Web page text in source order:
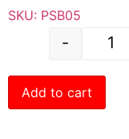
SKU: PSB05
-
Add to cart